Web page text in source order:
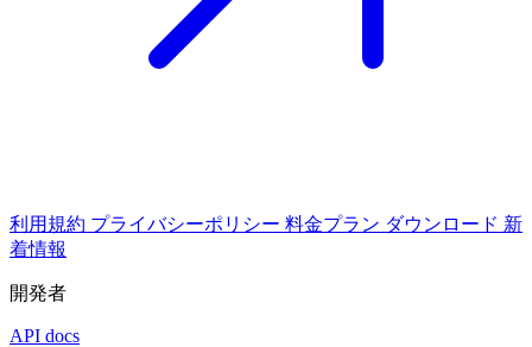
利用規約 プライバシーポリシー 料金プラン ダウンロード 新
着情報
開発者
API docs